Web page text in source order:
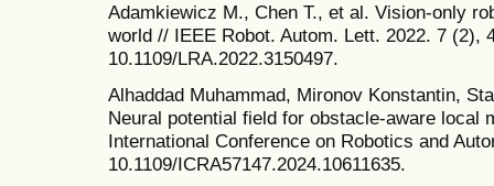
Adamkiewicz M., Chen T., et al. Vision-only
world // IEEE Robot. Autom. Lett. 2022. 7 (2),
10.1109/LRA.2022.3150497.
Alhaddad Muhammad, Mironov Konstantin,
Neural potential field for obstacle-aware local
International Conference on Robotics and
10.1109/ICRA57147.2024.10611635.